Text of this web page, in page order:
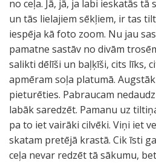
no ceļa. Jā, jā, ja labi ieskatās
un tās lielajiem sēkļiem, ir tas
iespēja kā foto zoom. Nu jau
pamatne sastāv no divām
salikti dēlīši un baļķīši, cits līks,
apmēram soļa platumā.
pieturēties. Pabraucam
labāk saredzēt. Pamanu uz
pa to iet vairāki cilvēki. Viņi iet
skatam pretējā krastā. Cik īsti
ceļa nevar redzēt tā sākumu,